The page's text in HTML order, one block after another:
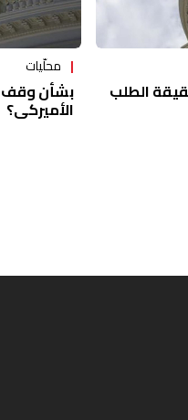
الطلب
محلّيات
بشأن وقف
الأميركي؟